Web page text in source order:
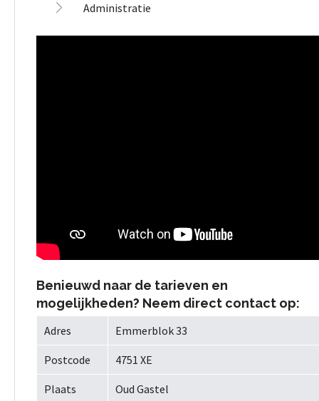
Administratie
Benieuwd naar de tarieven en
mogelijkheden? Neem direct contact op:
Adres Emmerblok 33
Postcode 4751 XE
Plaats Oud Gastel